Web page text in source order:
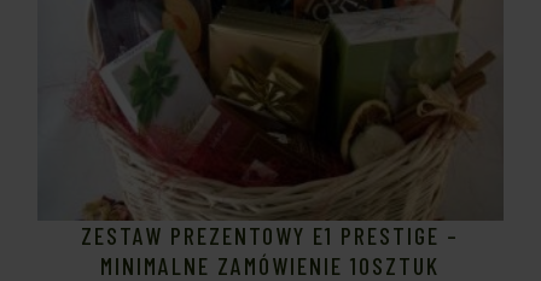
ZESTAW PREZENTOWY E1 PRESTIGE –
MINIMALNE ZAMÓWIENIE 10SZTUK